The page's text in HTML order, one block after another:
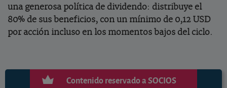
una generosa política de dividendo: distribuye el
80% de sus beneficios, con un mínimo de 0,12 USD
por acción incluso en los momentos bajos del ciclo.
Contenido reservado a SOCIOS